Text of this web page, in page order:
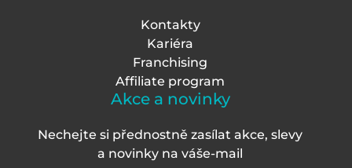
Kontakty
Kariéra
Franchising
Affiliate program
Akce a novinky
Nechejte si přednostně zasílat akce, slevy
a novinky na váše-mail